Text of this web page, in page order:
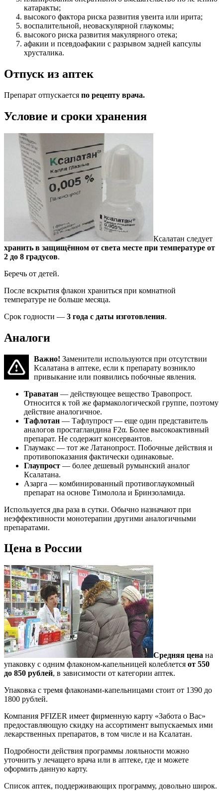
катаракты;
высокого фактора риска развития увеита или ирита;
воспалительной, неоваскулярной глаукомы;
высокого риска развития макулярного отека;
афакии и псевдоафакии с разрывом задней капсулы
хрусталика.
Отпуск из аптек
Препарат отпускается по рецепту врача.
Условие и сроки хранения
Ксалатан следует
хранить в защищённом от света месте при температуре от
2 до 8 градусов.
Беречь от детей.
После вскрытия флакон храниться при комнатной
температуре не больше месяца.
Срок годности — 3 года с даты изготовления.
Аналоги
Важно! Заменители используются при отсутствии
Ксалатана в аптеке, если к препарату возникло
привыкание или появились побочные явления.
Траватан — действующее вещество Травопрост.
Относится к той же фармакологической группе, поэтому
действие аналогичное.
Тафлотан — Тафлупрост — еще один представитель
аналогов простагландина F2α. Более высокоактивный
препарат. Не содержит консервантов.
Глаумакс — тот же Латанопрост. Побочные действия и
противопоказания фактически одинаковые.
Глаупрост — более дешевый румынский аналог
Ксалатана.
Азарга — комбинированный противоглаукомный
препарат на основе Тимолола и Бринзоламида.
Используется два раза в сутки. Обычно назначают при
неэффективности монотерапии другими аналогичными
препаратами.
Цена в России
Средняя цена на
упаковку с одним флаконом-капельницей колеблется от 550
до 850 рублей, в зависимости от категории аптек.
Упаковка с тремя флаконами-капельницами стоит от 1390 до
1800 рублей.
Компания PFIZER имеет фирменную карту «Забота о Вас»
предоставляющую скидку на ассортимент выпускаемых ими
лекарственных препаратов, в том числе и на Ксалатан.
Подробности действия программы лояльности можно
уточнить у лечащего врача или в аптеке, где и можете
оформить данную карту.
Список аптек, поддерживающих программу, довольно широк.